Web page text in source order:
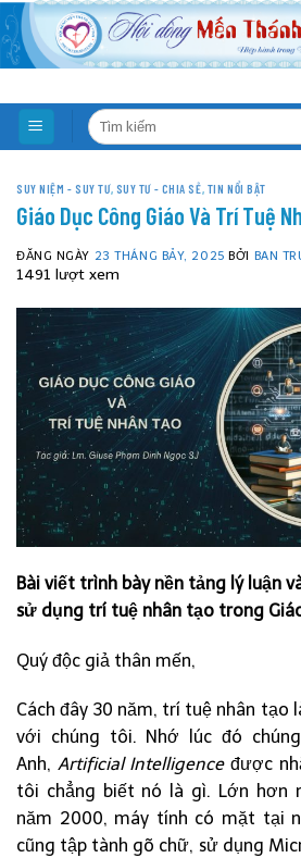
Skip
to
content
SUY NIỆM - SUY TƯ, SUY TƯ - CHIA SẺ, TIN NỔI BẬT
Giáo Dục Công Giáo Và Trí Tuệ
ĐĂNG NGÀY 23 THÁNG BẢY, 2025 BỞI BAN
1491 lượt xem
Bài viết trình bày nền tảng lý luận
sử dụng trí tuệ nhân tạo trong
Quý độc giả thân mến,
Cách đây 30 năm, trí tuệ nhân tạo
với chúng tôi. Nhớ lúc đó
Anh, Artificial Intelligenceđược
tôi chẳng biết nó là gì. Lớn hơn
năm 2000, máy tính có mặt tại
cũng tập tành gõ chữ, sử dụng